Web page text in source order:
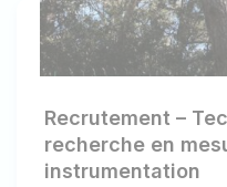
Recrutement –
recherche en
instrumentation